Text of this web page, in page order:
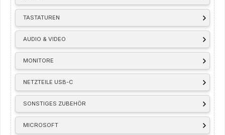
TASTATUREN
AUDIO & VIDEO
MONITORE
NETZTEILE USB-C
SONSTIGES ZUBEHÖR
MICROSOFT